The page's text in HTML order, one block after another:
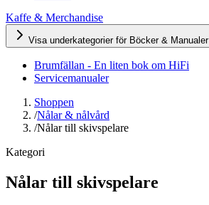
Kaffe & Merchandise
Visa underkategorier för Böcker & Manualer
Brumfällan - En liten bok om HiFi
Servicemanualer
Shoppen
/Nålar & nålvård
/Nålar till skivspelare
Kategori
Nålar till skivspelare